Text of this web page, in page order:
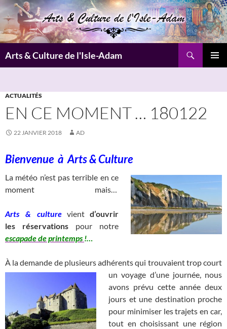
Aller
au
contenu
Arts & Culture de l'Isle-Adam
ACTUALITÉS
EN CE MOMENT … 180122
22 JANVIER 2018 AD
Bienvenue àArts & Culture
La météo n’est pas terrible en ce
moment mais…
Arts__ & culture vient d’ouvrir
les réservations pour notre
escapade de printemps!…
À la demande de plusieurs adhérents qui trouvaient trop court
unvoyage d’une journée, nous
avons prévu cette année deux
jours et une destination proche
pour minimiser les trajets en car,
tout en choisissant une région